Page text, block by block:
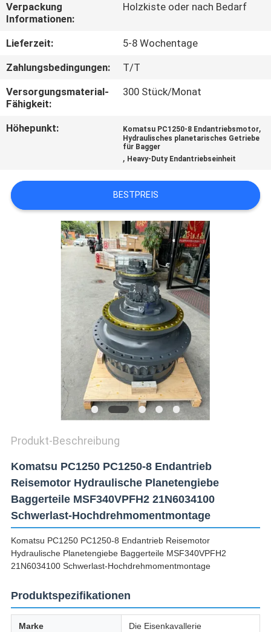
KONTAKT
NACHRICHTEN
ALLE
SITEMAP
DATENSCHUTZ-
BESTIMMUNGEN
Verpackung
Informationen:
Holzkiste oder nach Bedarf
Lieferzeit:
5-8 Wochentage
Zahlungsbedingungen:
T/T
Versorgungsmaterial-
Fähigkeit:
300 Stück/Monat
Höhepunkt: Komatsu PC1250-8 Endantriebsmotor,
Hydraulisches planetarisches Getriebe
für Bagger
, Heavy-Duty Endantriebseinheit
BESTPREIS
Produkt-Beschreibung
Komatsu PC1250 PC1250-8 Endantrieb
Reisemotor Hydraulische Planetengiebe
Baggerteile MSF340VPFH2 21N6034100
Schwerlast-Hochdrehmomentmontage
Komatsu PC1250 PC1250-8 Endantrieb Reisemotor
Hydraulische Planetengiebe Baggerteile MSF340VPFH2
21N6034100 Schwerlast-Hochdrehmomentmontage
Produktspezifikationen
Marke Die Eisenkavallerie